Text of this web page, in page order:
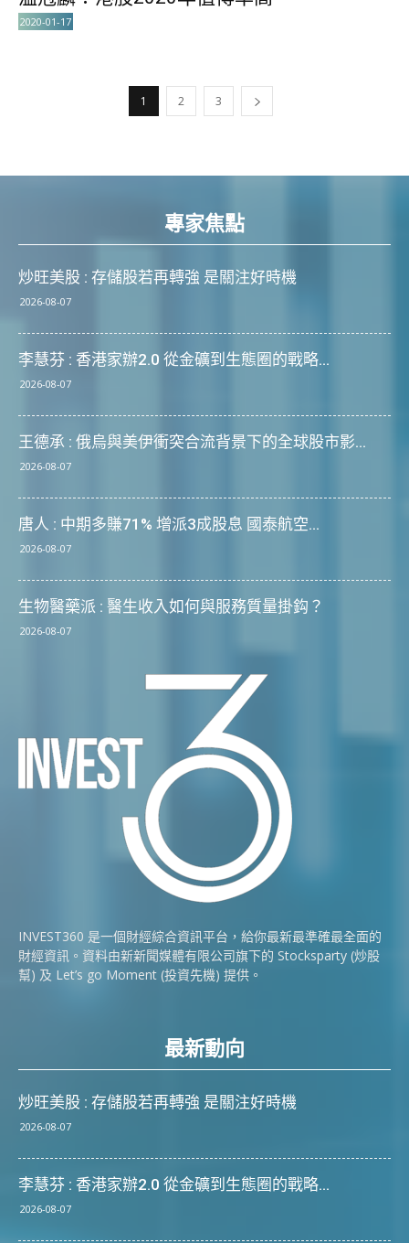
2020-01-17
1 2 3
專家焦點
炒旺美股 : 存儲股若再轉強 是關注好時機
2026-08-07
李慧芬 : 香港家辦2.0 從金礦到生態圈的戰略...
2026-08-07
王德承 : 俄烏與美伊衝突合流背景下的全球股市影...
2026-08-07
唐人 : 中期多賺71% 增派3成股息 國泰航空...
2026-08-07
生物醫藥派 : 醫生收入如何與服務質量掛鈎？
2026-08-07
INVEST360 是一個財經綜合資訊平台，給你最新最準確最全面的
財經資訊。資料由新新聞媒體有限公司旗下的 Stocksparty (炒股
幫) 及 Let’s go Moment (投資先機) 提供。
最新動向
炒旺美股 : 存儲股若再轉強 是關注好時機
2026-08-07
李慧芬 : 香港家辦2.0 從金礦到生態圈的戰略...
2026-08-07